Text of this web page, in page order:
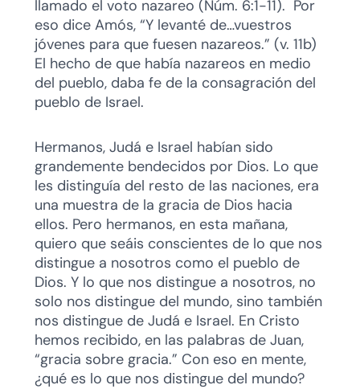
llamado el voto nazareo (Núm. 6:1-11). Por
eso dice Amós, “Y levanté de…vuestros
jóvenes para que fuesen nazareos.” (v. 11b)
El hecho de que había nazareos en medio
del pueblo, daba fe de la consagración del
pueblo de Israel.
Hermanos, Judá e Israel habían sido
grandemente bendecidos por Dios. Lo que
les distinguía del resto de las naciones, era
una muestra de la gracia de Dios hacia
ellos. Pero hermanos, en esta mañana,
quiero que seáis conscientes de lo que nos
distingue a nosotros como el pueblo de
Dios. Y lo que nos distingue a nosotros, no
solo nos distingue del mundo, sino también
nos distingue de Judá e Israel. En Cristo
hemos recibido, en las palabras de Juan,
“gracia sobre gracia.” Con eso en mente,
¿qué es lo que nos distingue del mundo?